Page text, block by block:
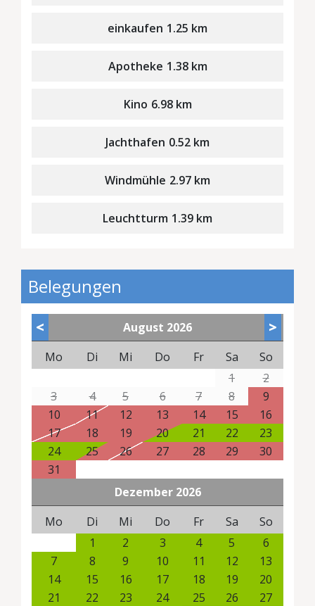
einkaufen 1.25 km
Apotheke 1.38 km
Kino 6.98 km
Jachthafen 0.52 km
Windmühle 2.97 km
Leuchtturm 1.39 km
Belegungen
< August 2026
Mo
Di Mi Do Fr Sa
So
1
2
3
4 5 6 7 8
9
10
11 12 13 14 15
16
17
18 19 20 21 22
23
24
25 26 27 28 29
30
31
Dezember 2026
Mo
Di Mi Do Fr Sa
So
1
2 3 4 5
6
7
8 9 10 11 12
13
14
15 16 17 18 19
20
21
22 23 24 25 26
27
>